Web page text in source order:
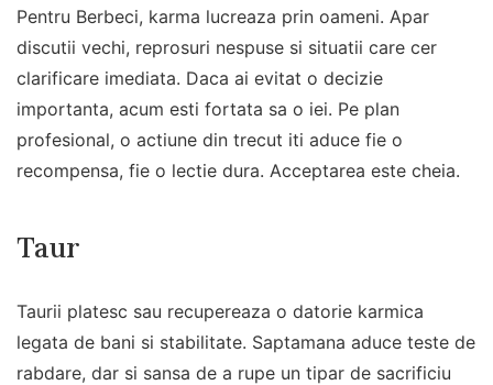
Pentru Berbeci, karma lucreaza prin oameni. Apar
discutii vechi, reprosuri nespuse si situatii care cer
clarificare imediata. Daca ai evitat o decizie
importanta, acum esti fortata sa o iei. Pe plan
profesional, o actiune din trecut iti aduce fie o
recompensa, fie o lectie dura. Acceptarea este cheia.
Taur
Taurii platesc sau recupereaza o datorie karmica
legata de bani si stabilitate. Saptamana aduce teste de
rabdare, dar si sansa de a rupe un tipar de sacrificiu